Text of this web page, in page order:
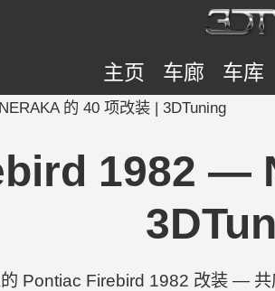
主页 车廊 车库
的 40 项改装 | 3DTuning
1982 —
Pontiac Firebird 1982 改装 —